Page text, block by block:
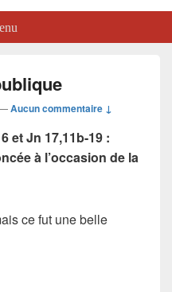
Aucun commentaire ↓
et Jn 17,11b-19 :
à l’occasion de la
ce fut une belle